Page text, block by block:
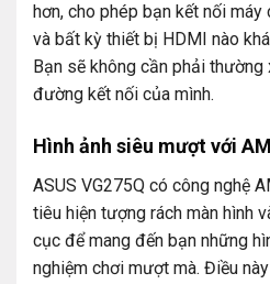
hơn, cho phép bạn kết nối
và bất kỳ thiết bị HDMI nào
Bạn sẽ không cần phải
đường kết nối của mình.
Hình ảnh siêu mượt với
ASUS VG275Q có công nghệ
tiêu hiện tượng rách màn hình
cục để mang đến bạn những
nghiệm chơi mượt mà. Điều